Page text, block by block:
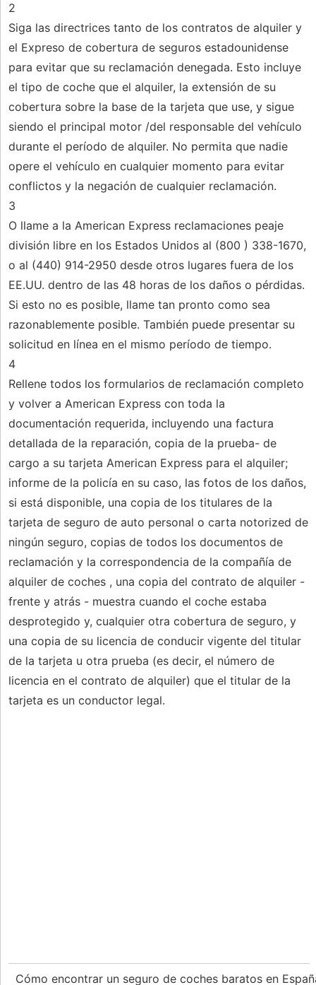
2
Siga las directrices tanto de los contratos de alquiler y
el Expreso de cobertura de seguros estadounidense
para evitar que su reclamación denegada. Esto incluye
el tipo de coche que el alquiler, la extensión de su
cobertura sobre la base de la tarjeta que use, y sigue
siendo el principal motor /del responsable del vehículo
durante el período de alquiler. No permita que nadie
opere el vehículo en cualquier momento para evitar
conflictos y la negación de cualquier reclamación.
3
O llame a la American Express reclamaciones peaje
división libre en los Estados Unidos al (800 ) 338-1670,
o al (440) 914-2950 desde otros lugares fuera de los
EE.UU. dentro de las 48 horas de los daños o pérdidas.
Si esto no es posible, llame tan pronto como sea
razonablemente posible. También puede presentar su
solicitud en línea en el mismo período de tiempo.
4
Rellene todos los formularios de reclamación completo
y volver a American Express con toda la
documentación requerida, incluyendo una factura
detallada de la reparación, copia de la prueba- de
cargo a su tarjeta American Express para el alquiler;
informe de la policía en su caso, las fotos de los daños,
si está disponible, una copia de los titulares de la
tarjeta de seguro de auto personal o carta notorized de
ningún seguro, copias de todos los documentos de
reclamación y la correspondencia de la compañía de
alquiler de coches , una copia del contrato de alquiler -
frente y atrás - muestra cuando el coche estaba
desprotegido y, cualquier otra cobertura de seguro, y
una copia de su licencia de conducir vigente del titular
de la tarjeta u otra prueba (es decir, el número de
licencia en el contrato de alquiler) que el titular de la
tarjeta es un conductor legal.
Cómo encontrar un seguro de coches baratos en